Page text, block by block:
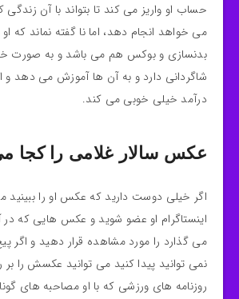
حساب او واریز می‌ کند تا بتواند با آن
می خواهد انجام دهد، اما نا گفته نماند که او
بدنسازی و بوکس هم می باشد و به صورت
شاگردانی دارد و به آن ها آموزش می دهد
درآمد خیلی خوبی می کند.
عکس سالار غلامی را کجا
اگر خیلی دوست دارید که عکس او را ببینید
اینستاگرام او عضو شوید و عکس هایی که در
می گذارد را مورد مشاهده قرار دهید و اگر
نمی‌ توانید پیدا کنید می توانید عکسش را
روزنامه های ورزشی که با او مصاحبه های